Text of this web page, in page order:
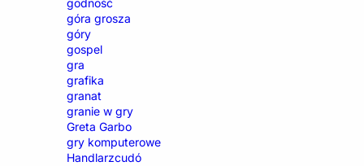
góra grosza
góry
gospel
gra
grafika
granat
granie w gry
Greta Garbo
gry komputerowe
Handlarzcudó